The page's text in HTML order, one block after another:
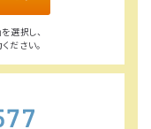
選択し、
ださい。